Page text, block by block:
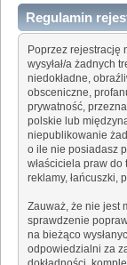
Regulamin
Poprzez rejestrację
wysyłał/a żadnych
niedokładne,
obsceniczne,
prywatność,
polskie lub
niepublikowanie
o ile nie posiadasz
właściciela praw do
reklamy, łańcuszki,
Zauważ, że nie jest
sprawdzenie
na bieżąco
odpowiedzialni za